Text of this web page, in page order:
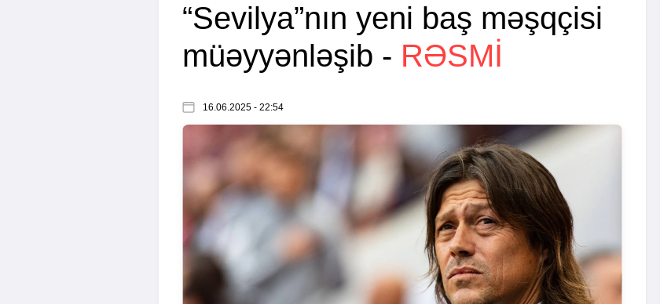
“Sevilya”nın yeni baş məşqçisi
müəyyənləşib - RƏSMİ
16.06.2025 - 22:54